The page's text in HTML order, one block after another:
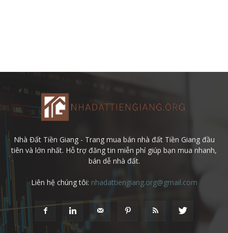
Nhà Đất Tiền Giang - Trang mua bán nhà đất Tiền Giang đầu
tiên và lớn nhất. Hỗ trợ đăng tin miễn phí giúp bạn mua nhanh,
bán dễ nhà đất.
Liên hệ chúng tôi: nhadattiengiang.org@gmail.com